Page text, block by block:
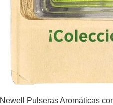
Newell Pulseras Aromáticas